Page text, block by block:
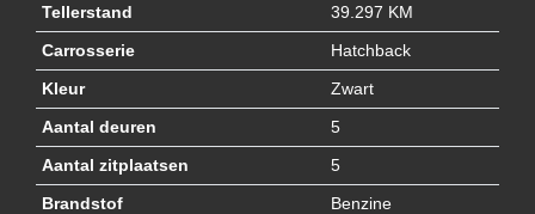
Tellerstand
39.297 KM
Carrosserie
Hatchback
Kleur
Zwart
Aantal deuren
5
Aantal zitplaatsen
5
Brandstof
Benzine